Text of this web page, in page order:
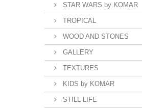
STAR WARS by KOMAR
TROPICAL
WOOD AND STONES
GALLERY
TEXTURES
KIDS by KOMAR
STILL LIFE